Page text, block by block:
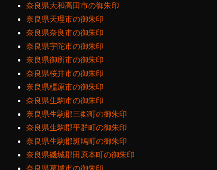
奈良県大和高田市の御朱印
奈良県天理市の御朱印
奈良県奈良市の御朱印
奈良県宇陀市の御朱印
奈良県御所市の御朱印
奈良県桜井市の御朱印
奈良県橿原市の御朱印
奈良県生駒市の御朱印
奈良県生駒郡三郷町の御朱印
奈良県生駒郡平群町の御朱印
奈良県生駒郡斑鳩町の御朱印
奈良県磯城郡田原本町の御朱印